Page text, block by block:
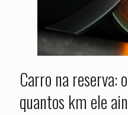
Carro na reserva:
quantos km ele